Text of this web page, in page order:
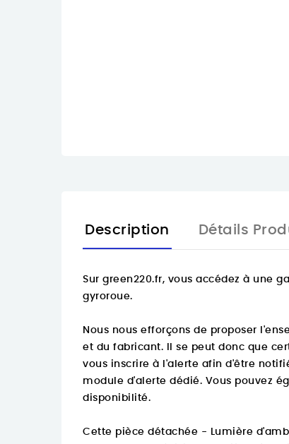
Description Détails
Sur green220.fr, vous accédez à une
gyroroue.
Nous nous efforçons de proposer
et du fabricant. Il se peut donc que
vous inscrire à l'alerte afin d'être
module d'alerte dédié. Vous pouvez
disponibilité.
Cette pièce détachée - Lumière